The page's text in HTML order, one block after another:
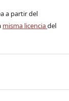
a partir del
misma licenciadel